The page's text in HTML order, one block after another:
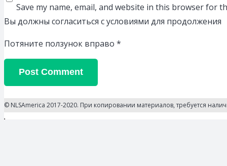
Save my name, email, and website in this browser for
Вы должны согласиться с условиями для продолжения
Потяните ползунок вправо *
Post Comment
© NLSAmerica 2017-2020. При копировании материалов, требуется